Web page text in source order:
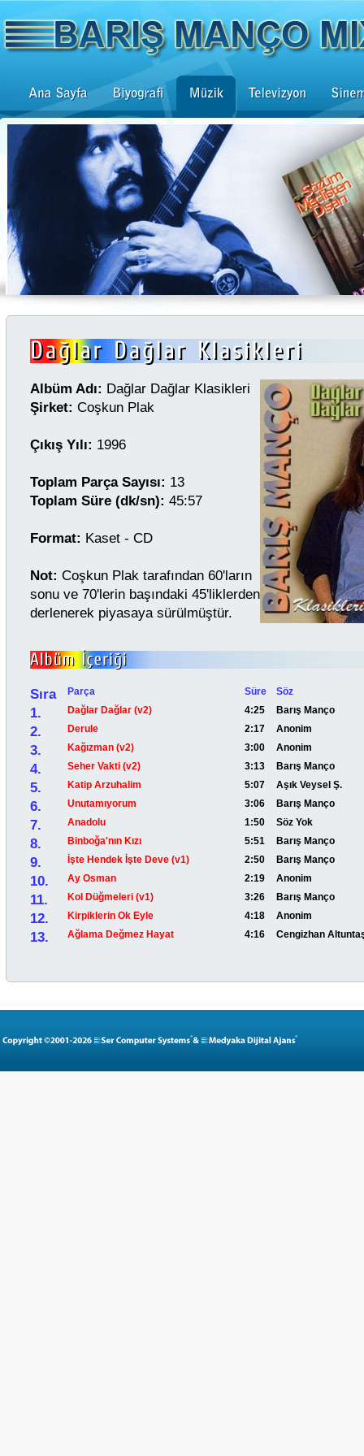
Albüm Adı: Dağlar Dağlar Klasikleri
Şirket: Coşkun Plak
Çıkış Yılı: 1996
Toplam Parça Sayısı: 13
Toplam Süre (dk/sn): 45:57
Format: Kaset - CD
Not: Coşkun Plak tarafından 60'ların
sonu ve 70'lerin başındaki 45'liklerden
derlenerek piyasaya sürülmüştür.
Sıra Parça Süre Söz
1. Dağlar Dağlar (v2) 4:25 Barış Manço
2. Derule 2:17 Anonim
3. Kağızman (v2) 3:00 Anonim
4. Seher Vakti (v2) 3:13 Barış Manço
5. Katip Arzuhalim 5:07 Aşık Veysel Ş.
6. Unutamıyorum 3:06 Barış Manço
7. Anadolu 1:50 Söz Yok
8. Binboğa'nın Kızı 5:51 Barış Manço
9. İşte Hendek İşte Deve (v1) 2:50 Barış Manço
10. Ay Osman 2:19 Anonim
11. Kol Düğmeleri (v1) 3:26 Barış Manço
12. Kirpiklerin Ok Eyle 4:18 Anonim
13. Ağlama Değmez Hayat 4:16 Cengizhan